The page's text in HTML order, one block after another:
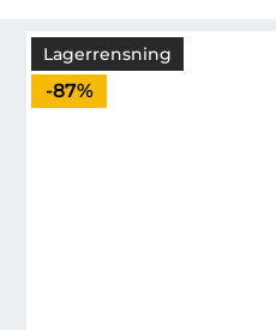
Lagerrensning
Priset är nedsatt med
-87%